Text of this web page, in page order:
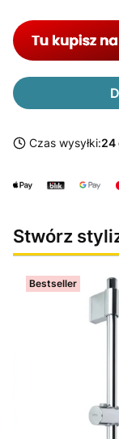
Czas wysyłki:24
Stwórz
Bestseller